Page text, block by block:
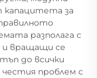
капацитета за
разполага с
и вращащи се
до всички
честия проблем с